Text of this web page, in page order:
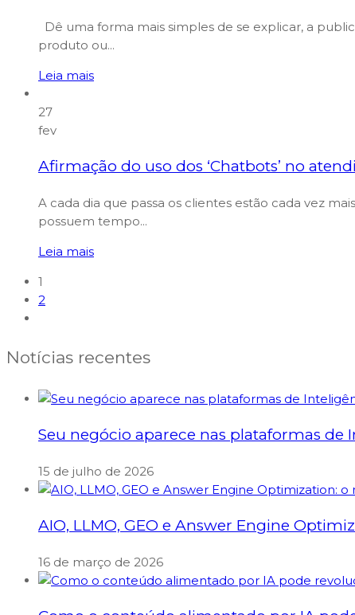
Dê uma forma mais simples de se explicar, a
produto ou...
Leia mais
27
fev
Afirmação do uso dos ‘Chatbots’ no
A cada dia que passa os clientes estão cada vez
possuem tempo...
Leia mais
1
2
Notícias recentes
Seu negócio aparece nas plataformas de
15 de julho de 2026
AIO, LLMO, GEO e Answer Engine
16 de março de 2026